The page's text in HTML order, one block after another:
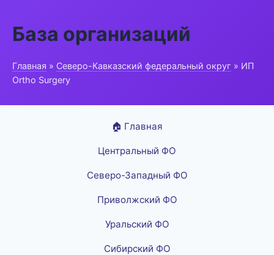
База организаций
Главная » Северо-Кавказский федеральный округ » ИП
Ortho Surgery
🏠 Главная
Центральный ФО
Северо-Западный ФО
Приволжский ФО
Уральский ФО
Сибирский ФО